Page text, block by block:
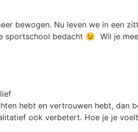
bewogen. Nu leven we in een
sportschool bedacht 😉 Wil je
hebt en vertrouwen hebt, dan
ook verbetert. Hoe je je